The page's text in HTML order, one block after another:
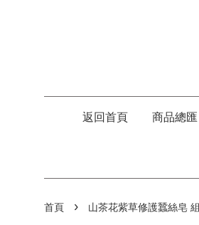
返回首頁 商品總匯
首頁 › 山茶花紫草修護蠶絲皂 組